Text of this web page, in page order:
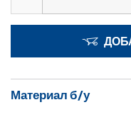
Материал б/у